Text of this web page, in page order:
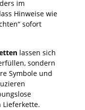
im
Hinweise wie
sofort
lassen sich
sondern
Symbole und
Lieferkette.